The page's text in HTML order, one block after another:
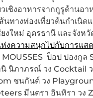
เชิงอาหารจากกูรูด้านอ
นทางท่องเที่ยวต้นกำเนิด
งใหม่ อุดรธานี และจังหวั
งความสนุกไปกับการแส
ป็อป ปองกูล
นิภาภรณ์ วง Cocktail ว
ชนกันต์ วง
มีนตรา อินทิรา วง